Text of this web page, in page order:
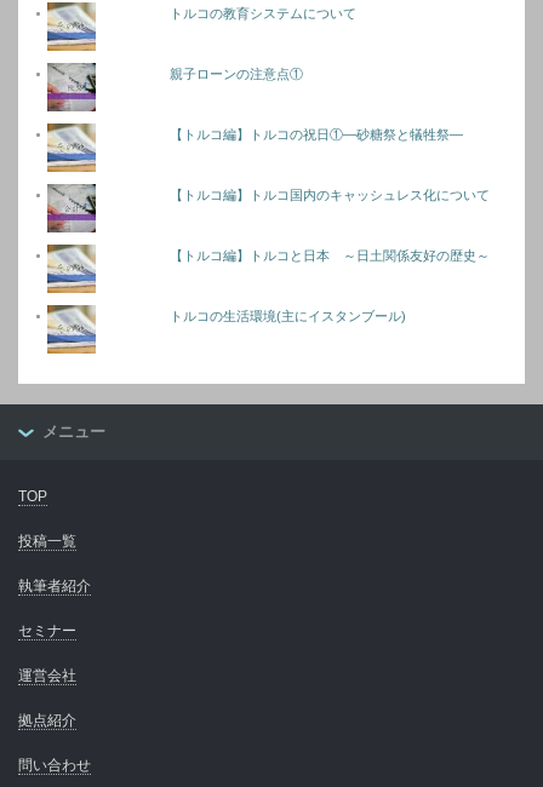
トルコの教育システムについて
親子ローンの注意点①
【トルコ編】トルコの祝日①―砂糖祭と犠牲祭―
【トルコ編】トルコ国内のキャッシュレス化について
【トルコ編】トルコと日本 ～日土関係友好の歴史～
トルコの生活環境(主にイスタンブール)
メニュー
TOP
投稿一覧
執筆者紹介
セミナー
運営会社
拠点紹介
問い合わせ